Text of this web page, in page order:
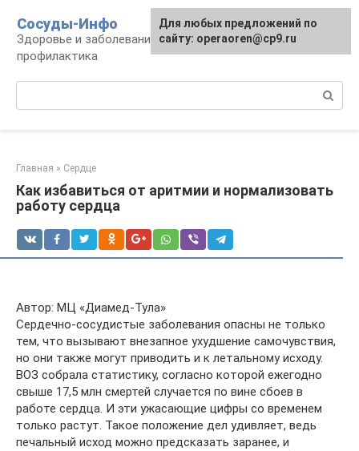
контенту
Сосуды-Инфо
Здоровье и заболевания сосудов и сердца,
профилактика
Главная » Сердце
Как избавиться от аритмии и нормализовать
работу сердца
Автор: МЦ «Диамед-Тула»
Сердечно-сосудистые заболевания опасны не только
тем, что вызывают внезапное ухудшение самочувствия,
но они также могут приводить и к летальному исходу.
ВОЗ собрала статистику, согласно которой ежегодно
свыше 17,5 млн смертей случается по вине сбоев в
работе сердца. И эти ужасающие цифры со временем
только растут. Такое положение дел удивляет, ведь
печальный исход можно предсказать заранее, и
Для любых предложений по
сайту: operaoren@cp9.ru